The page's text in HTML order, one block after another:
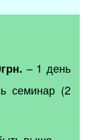
– 1 день
семинар (2